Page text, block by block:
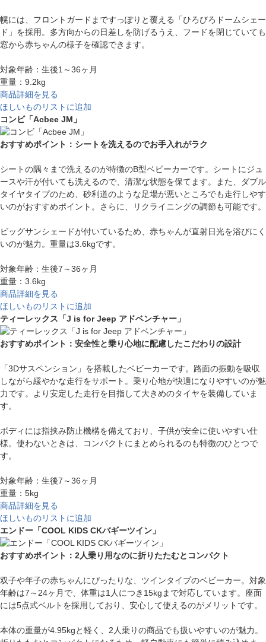
幌には、フロントガードまですっぽりと覆える「ひろびろドームシェー
ド」を採用。多方向からの日差しを防げるうえ、フードを閉じていても
窓から赤ちゃんの様子を確認できます。
対象年齢：生後1～36ヶ月
重量：9.2kg
商品詳細を見る
ほしいものリストに追加
コンビ「Acbee JM」
おすすめポイント：シートを洗えるのでお手入れがラク
シートの隅々まで洗えるのが特徴のB型ベビーカーです。シートにジュ
ースや汗が付いても洗えるので、清潔な状態を保てます。また、ダブル
タイヤタイプのため、砂利道のような足場が悪いところでも走行しやす
いのがおすすめポイント。さらに、リクライニングの調節も可能です。
ビッグサンシェードが付いているため、赤ちゃんが直射日光を浴びにく
いのが魅力。重量は3.6kgです。
対象年齢：生後7～36ヶ月
重量：3.6kg
商品詳細を見る
ほしいものリストに追加
ティーレックス「J is for Jeep アドベンチャー」
おすすめポイント：安全性と乗り心地に配慮したこだわりの設計
「3Dサスペンション」を搭載したベビーカーです。路面の振動を吸収
しながら緩やかな走行をサポート。乗り心地が快適になりやすいのが魅
力です。より安定した走行を目指して大きめのタイヤを装備していま
す。
ボディには指挟み防止機構を備えており、子供が安全に使いやすい仕
様。使わないときは、コンパクトにまとめられるのも特徴のひとつで
す。
対象年齢：生後7～36ヶ月
重量：5kg
商品詳細を見る
ほしいものリストに追加
エンドー「COOL KIDS CKバギーツイン」
おすすめポイント：2人乗り用なのに折りたたむとコンパクト
双子や年子の赤ちゃんにぴったりな、ツインタイプのベビーカー。対象
年齢は7～24ヶ月で、体重は1人につき15kgまで対応しています。座面
には5点式ベルトを採用しており、安心して使えるのがメリットです。
本体の重量が4.95kgと軽く、2人乗りの商品でも扱いやすいのが魅力。